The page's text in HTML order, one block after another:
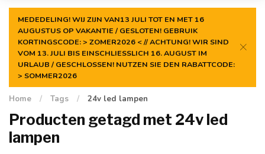
MEDEDELING! WIJ ZIJN VAN13 JULI TOT EN MET 16
AUGUSTUS OP VAKANTIE / GESLOTEN! GEBRUIK
KORTINGSCODE: > ZOMER2026 < // ACHTUNG! WIR SIND
VOM 13. JULI BIS EINSCHLIESSLICH 16. AUGUST IM
URLAUB / GESCHLOSSEN! NUTZEN SIE DEN RABATTCODE:
> SOMMER2026
Home / Tags / 24v led lampen
Producten getagd met 24v led
lampen